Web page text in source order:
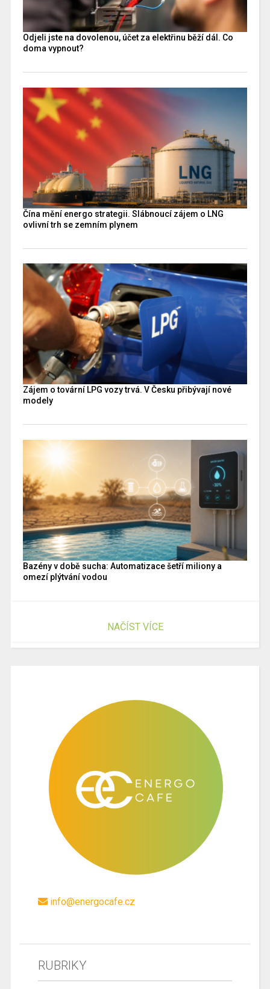
Odjeli jste na dovolenou, účet za elektřinu běží dál. Co
doma vypnout?
Čína mění energo strategii. Slábnoucí zájem o LNG
ovlivní trh se zemním plynem
Zájem o tovární LPG vozy trvá. V Česku přibývají nové
modely
Bazény v době sucha: Automatizace šetří miliony a
omezí plýtvání vodou
NAČÍST VÍCE
info@energocafe.cz
RUBRIKY